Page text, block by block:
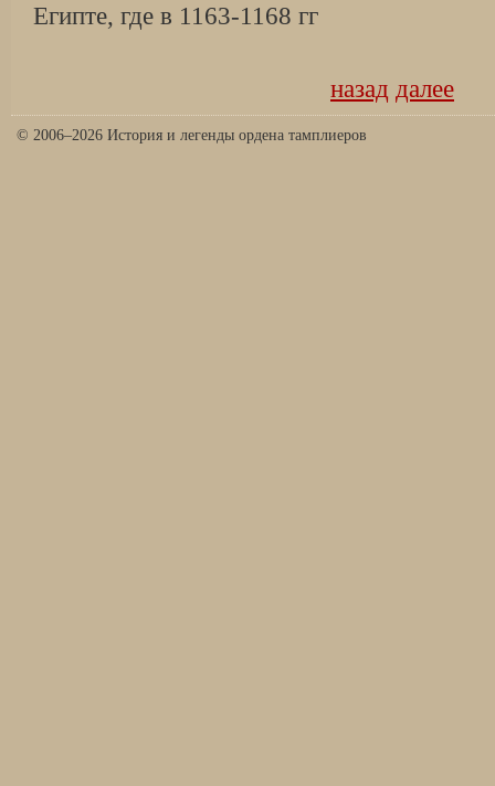
Египте, где в 1163-1168 гг
назад далее
© 2006–2026 История и легенды ордена тамплиеров